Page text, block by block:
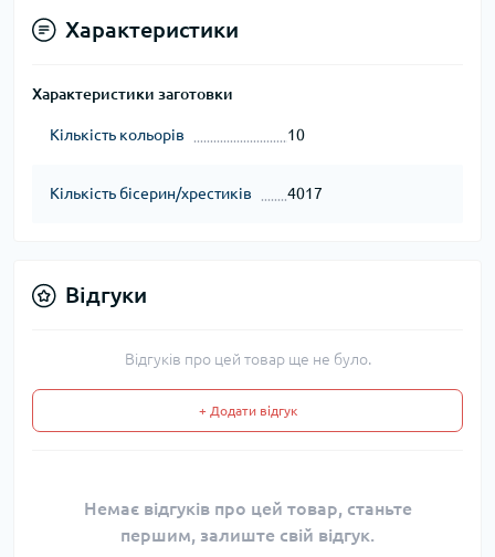
Характеристики
Характеристики заготовки
Кількість кольорів 10
Кількість бісерин/хрестиків 4017
Відгуки
Відгуків про цей товар ще не було.
+ Додати відгук
Немає відгуків про цей товар, станьте
першим, залиште свій відгук.